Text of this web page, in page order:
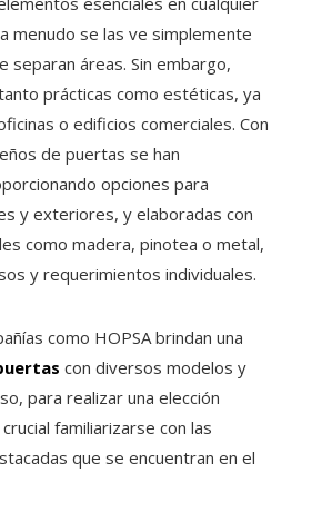
menudo se las ve simplemente
separan áreas. Sin embargo,
prácticas como estéticas, ya
o edificios comerciales. Con
de puertas se han
opciones para
y exteriores, y elaboradas con
como madera, pinotea o metal,
y requerimientos individuales.
como HOPSA brindan una
con diversos modelos y
para realizar una elección
familiarizarse con las
que se encuentran en el